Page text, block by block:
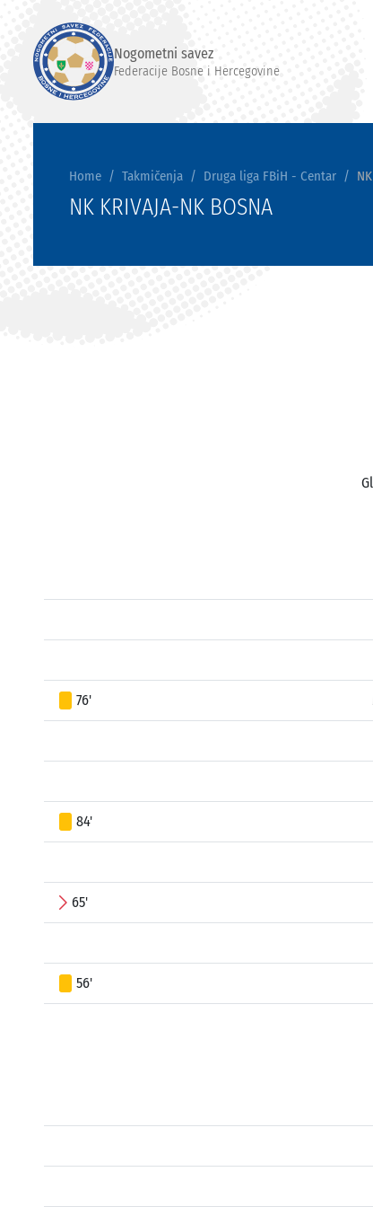
Nogometni savez
Federacije Bosne i Hercegovine
Home Takmičenja Druga liga FBiH - Centar
NK KRIVAJA-NK BOSNA
76'
84'
65'
56'